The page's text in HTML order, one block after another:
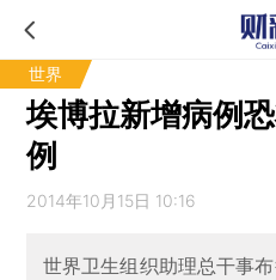
世界
埃博拉新增病例
例
2014年10月15日 10:16
世界卫生组织助理总干事